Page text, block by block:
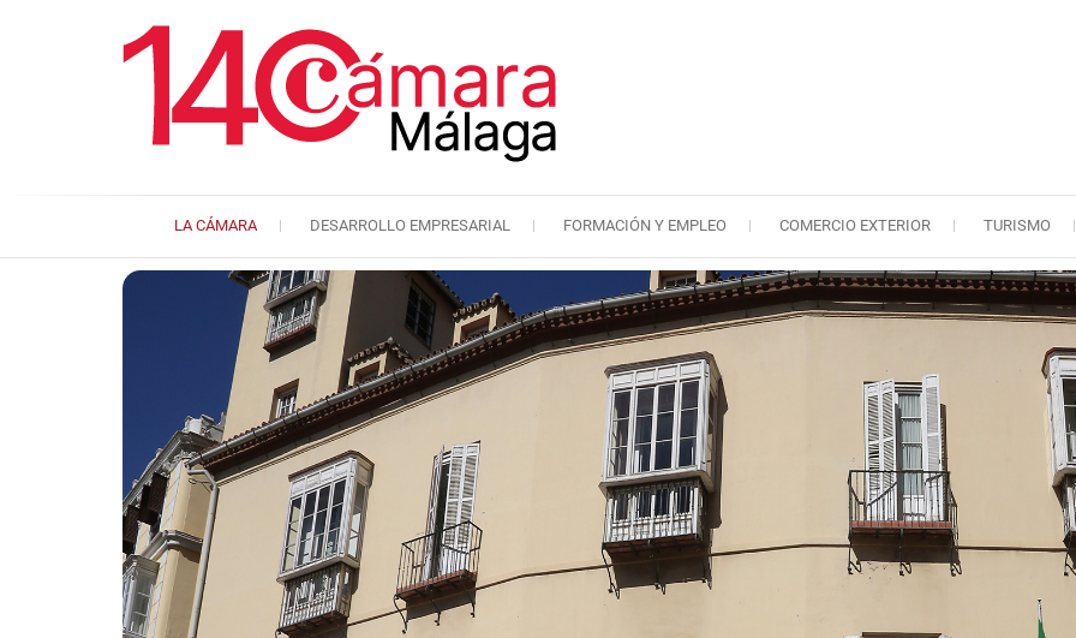
Cámara de Comercio de Málaga
LA CÁMARA DESARROLLO EMPRESARIAL FORMACIÓN Y EMPLEO COMERCIO EXTERIOR TURISMO